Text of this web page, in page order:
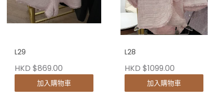
L29
HKD $869.00
加入購物車
L28
HKD $1099.00
加入購物車